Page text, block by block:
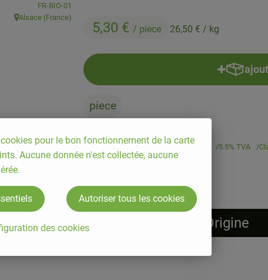
5,30 € / piece 26,50 € / kg
, Autorité de contrôle:
FR-BIO-01
, Origine:
Alsace (France)
piece
5.5% TVA
Origine
pour le bon fonctionnement de la carte
Aucune donnée n'est collectée, aucune
des cookies
Autoriser tous les cookies